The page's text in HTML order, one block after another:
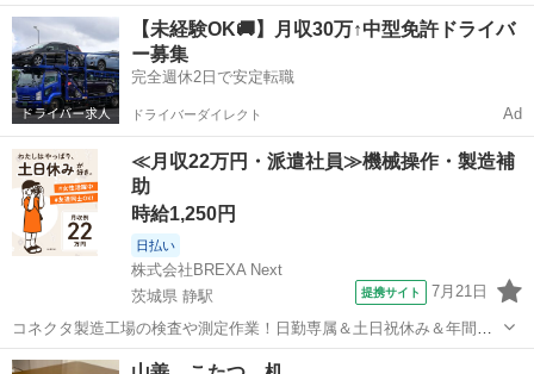
明を全てご確認の上でお願い致します またご購入後は以下の内容すべ
てに同意されたものとします ※値下げ不可※ Surface Go（第1世代）
in...
東京 板橋区 西台駅 タブレットPC Surface Go
【未経験OK🚚】月収30万↑中型免許ドライバ
ー募集
完全週休2日で安定転職
ドライバーダイレクト Ad
≪月収22万円・派遣社員≫機械操作・製造補
助
時給1,250円
日払い
株式会社BREXA Next
茨城県 静駅
提携サイト 7月21日
コネクタ製造工場の検査や測定作業！日勤専属＆土日祝休み＆年間休
日128日★クリーンルーム内作業★マイカー通勤OK＆無料駐車場あり
茨城 常陸大宮市 静駅 その他